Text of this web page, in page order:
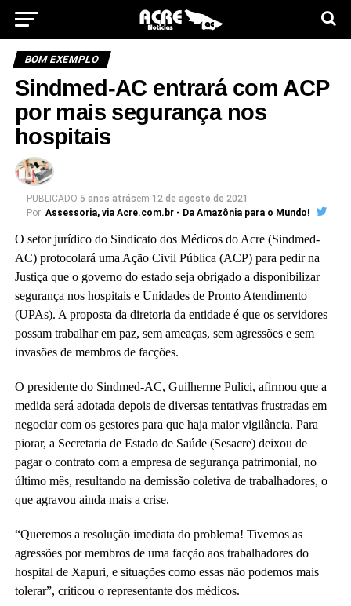
BOM EXEMPLO
Sindmed-AC entrará com ACP
por mais segurança nos
hospitais
PUBLICADO 5 anos atrásem 12 de agosto de 2021
Por: Assessoria, via Acre.com.br - Da Amazônia para o Mundo!
O setor jurídico do Sindicato dos Médicos do Acre (Sindmed-
AC) protocolará uma Ação Civil Pública (ACP) para pedir na
Justiça que o governo do estado seja obrigado a disponibilizar
segurança nos hospitais e Unidades de Pronto Atendimento
(UPAs). A proposta da diretoria da entidade é que os servidores
possam trabalhar em paz, sem ameaças, sem agressões e sem
invasões de membros de facções.
O presidente do Sindmed-AC, Guilherme Pulici, afirmou que a
medida será adotada depois de diversas tentativas frustradas em
negociar com os gestores para que haja maior vigilância. Para
piorar, a Secretaria de Estado de Saúde (Sesacre) deixou de
pagar o contrato com a empresa de segurança patrimonial, no
último mês, resultando na demissão coletiva de trabalhadores, o
que agravou ainda mais a crise.
“Queremos a resolução imediata do problema! Tivemos as
agressões por membros de uma facção aos trabalhadores do
hospital de Xapuri, e situações como essas não podemos mais
tolerar”, criticou o representante dos médicos.